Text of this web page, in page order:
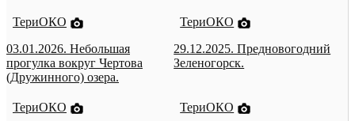
ТериОКО
03.01.2026. Небольшая
прогулка вокруг Чертова
(Дружинного) озера.
ТериОКО
29.12.2025. Предновогодний
Зеленогорск.
ТериОКО
ТериОКО